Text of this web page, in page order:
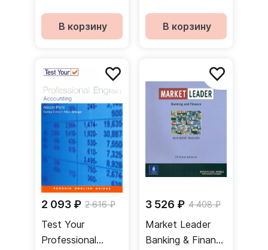
В корзину В корзину
2 093 ₽ 2 616 ₽
Test Your
Professional
3 526 ₽ 4 408 ₽
Market Leader
Banking & Finance